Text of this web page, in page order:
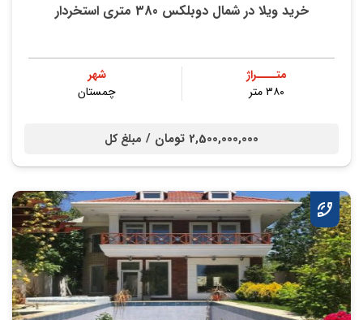
خرید ویلا در شمال دوبلکس 380 متری استخردار
متــــراژ
۳۸۰ متر
شهر
چمستان
2,500,000,000 تومان / مبلغ کل